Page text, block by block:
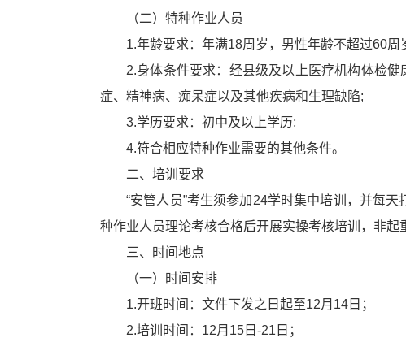
（二）特种作业人员
1.年龄要求：年满18周岁，男性年龄不超过60周
2.身体条件要求：经县级及以上医疗机构体检
症、精神病、痴呆症以及其他疾病和生理缺陷;
3.学历要求：初中及以上学历;
4.符合相应特种作业需要的其他条件。
二、培训要求
“安管人员”考生须参加24学时集中培训，并每
种作业人员理论考核合格后开展实操考核培训，非起
三、时间地点
（一）时间安排
1.开班时间：文件下发之日起至12月14日；
2.培训时间：12月15日-21日；